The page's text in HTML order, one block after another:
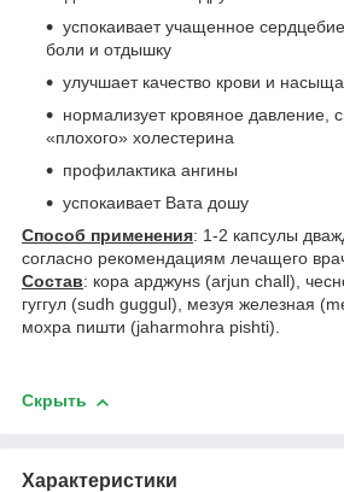
успокаивает учащенное
боли и отдышку
улучшает качество крови и
нормализует кровяное давление,
«плохого» холестерина
профилактика ангины
успокаивает Вата дошу
Способ применения: 1-2 капсулы
согласно рекомендациям лечащего
Состав: кора арджунs (arjun chall),
гуггул (sudh guggul), мезуя железная
мохра пишти (jaharmohra pishti).
Скрыть
Характеристики